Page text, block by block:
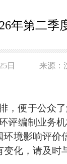
年第二季
25日 来源：
便于公众
编制业务
境影响评价
化，请及时